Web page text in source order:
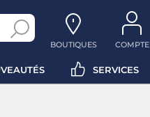
BOUTIQUES COMPTE
SERVICES